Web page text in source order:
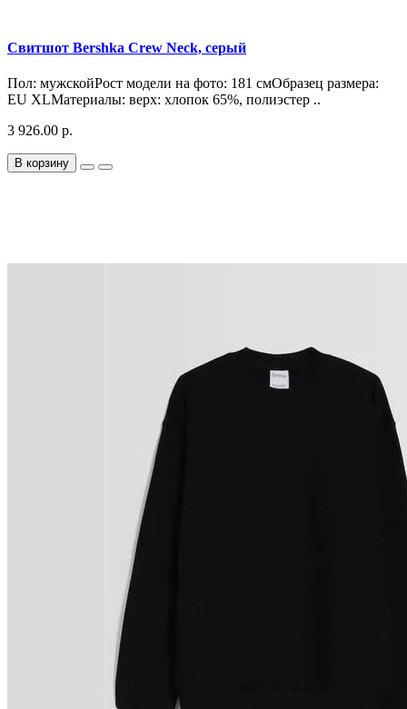
Свитшот Bershka Crew Neck, серый
Пол: мужскойРост модели на фото: 181 смОбразец размера:
EU XLМатериалы: верх: хлопок 65%, полиэстер ..
3 926.00 р.
В корзину